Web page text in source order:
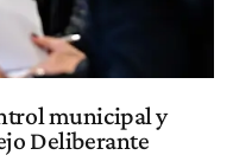
municipal y
Deliberante